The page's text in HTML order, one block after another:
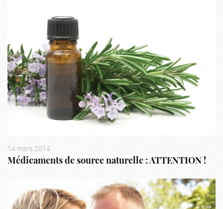
14 mars 2014
Médicaments de source naturelle : ATTENTION !